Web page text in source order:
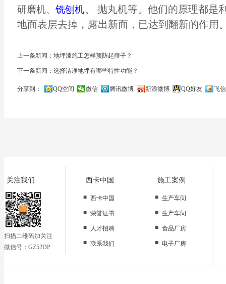
研磨机、 铣刨机、
抛丸机等。他们的原理都是
地面表层去掉，露出新面，已达到翻新的作用
上一条新闻：地坪漆施工怎样预防起痱子？
下一条新闻：选择洁净地坪有哪些特性功能？
分享到： QQ空间 微信 腾讯微博 新浪微博 QQ好友
飞信
关注我们
扫描二维码加关注
微信号：GZ52DP
西卡中国
■ 西卡中国
■ 荣誉证书
■
人才招聘
■ 联系我们
施工案例
■ 生产车间
■ 生产车间
■ 食品厂房
■ 电子厂房